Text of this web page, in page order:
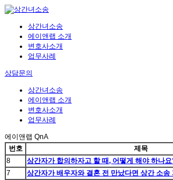
상간녀소송
에이앤랩 소개
변호사소개
업무사례
상담문의
상간녀소송
에이앤랩 소개
변호사소개
업무사례
에이앤랩 QnA
번호
제목
8
상간자가 합의하자고 할 때, 어떻게 해야 하나
7
상간자가 배우자와 결혼 전 만났다면 상간 소송